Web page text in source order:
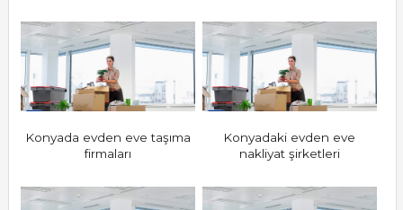
Konyada evden eve taşıma
firmaları
Konyadaki evden eve
nakliyat şirketleri